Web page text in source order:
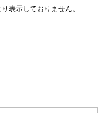
表示しておりません。